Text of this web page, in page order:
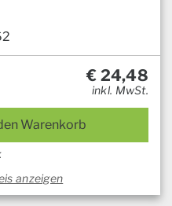
€ 24,48
inkl. MwSt.
Warenkorb
anzeigen